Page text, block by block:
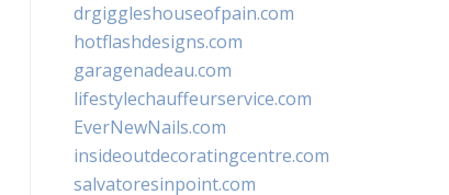
drgiggleshouseofpain.com
hotflashdesigns.com
garagenadeau.com
lifestylechauffeurservice.com
EverNewNails.com
insideoutdecoratingcentre.com
salvatoresinpoint.com